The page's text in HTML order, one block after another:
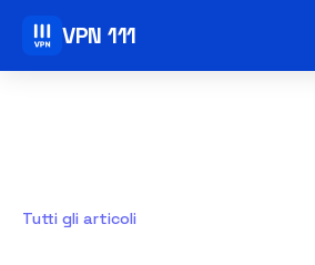
VPN 111
Tutti gli articoli